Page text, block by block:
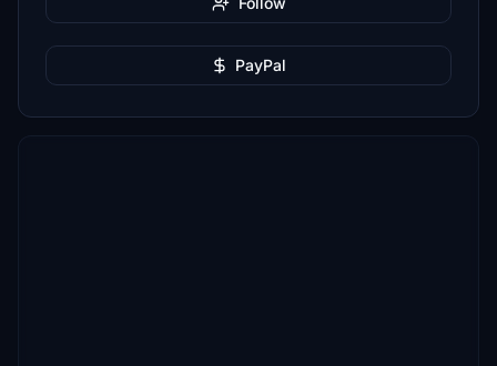
PayPal